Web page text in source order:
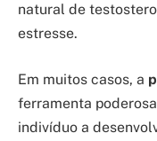
natural de
estresse.
Em muitos casos, a
ferramenta
indivíduo a